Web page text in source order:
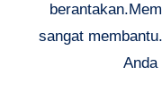
sangat
Anda